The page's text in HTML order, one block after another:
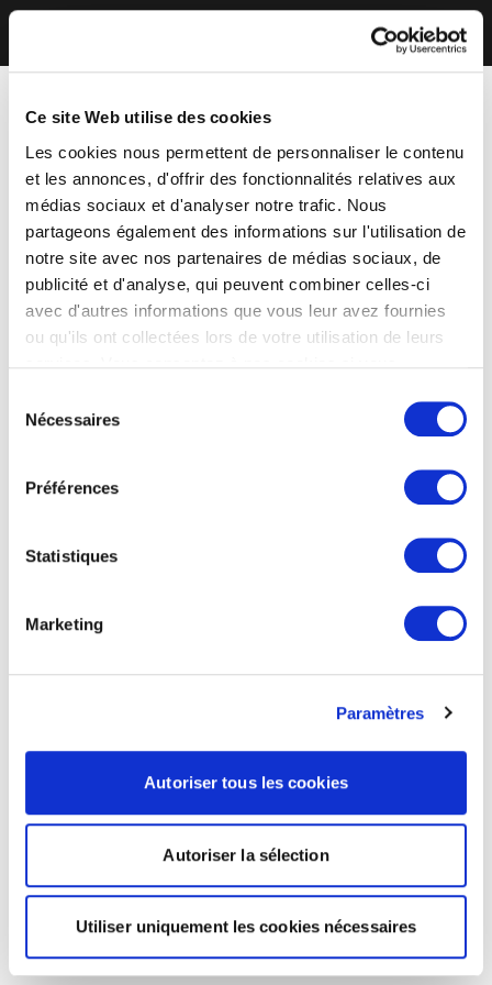
Ce site Web utilise des cookies
Les cookies nous permettent de personnaliser le contenu
et les annonces, d'offrir des fonctionnalités relatives aux
médias sociaux et d'analyser notre trafic. Nous
partageons également des informations sur l'utilisation de
notre site avec nos partenaires de médias sociaux, de
publicité et d'analyse, qui peuvent combiner celles-ci
avec d'autres informations que vous leur avez fournies
ou qu'ils ont collectées lors de votre utilisation de leurs
Nécessaires
Préférences
Statistiques
Marketing
Paramètres
Autoriser tous les cookies
Autoriser la sélection
Utiliser uniquement les cookies nécessaires